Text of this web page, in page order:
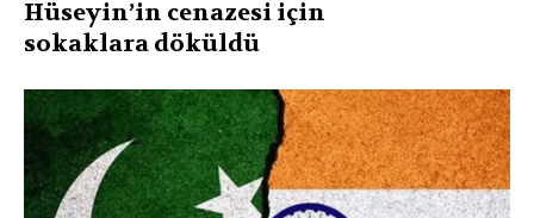
Hüseyin’in cenazesi için
sokaklara döküldü